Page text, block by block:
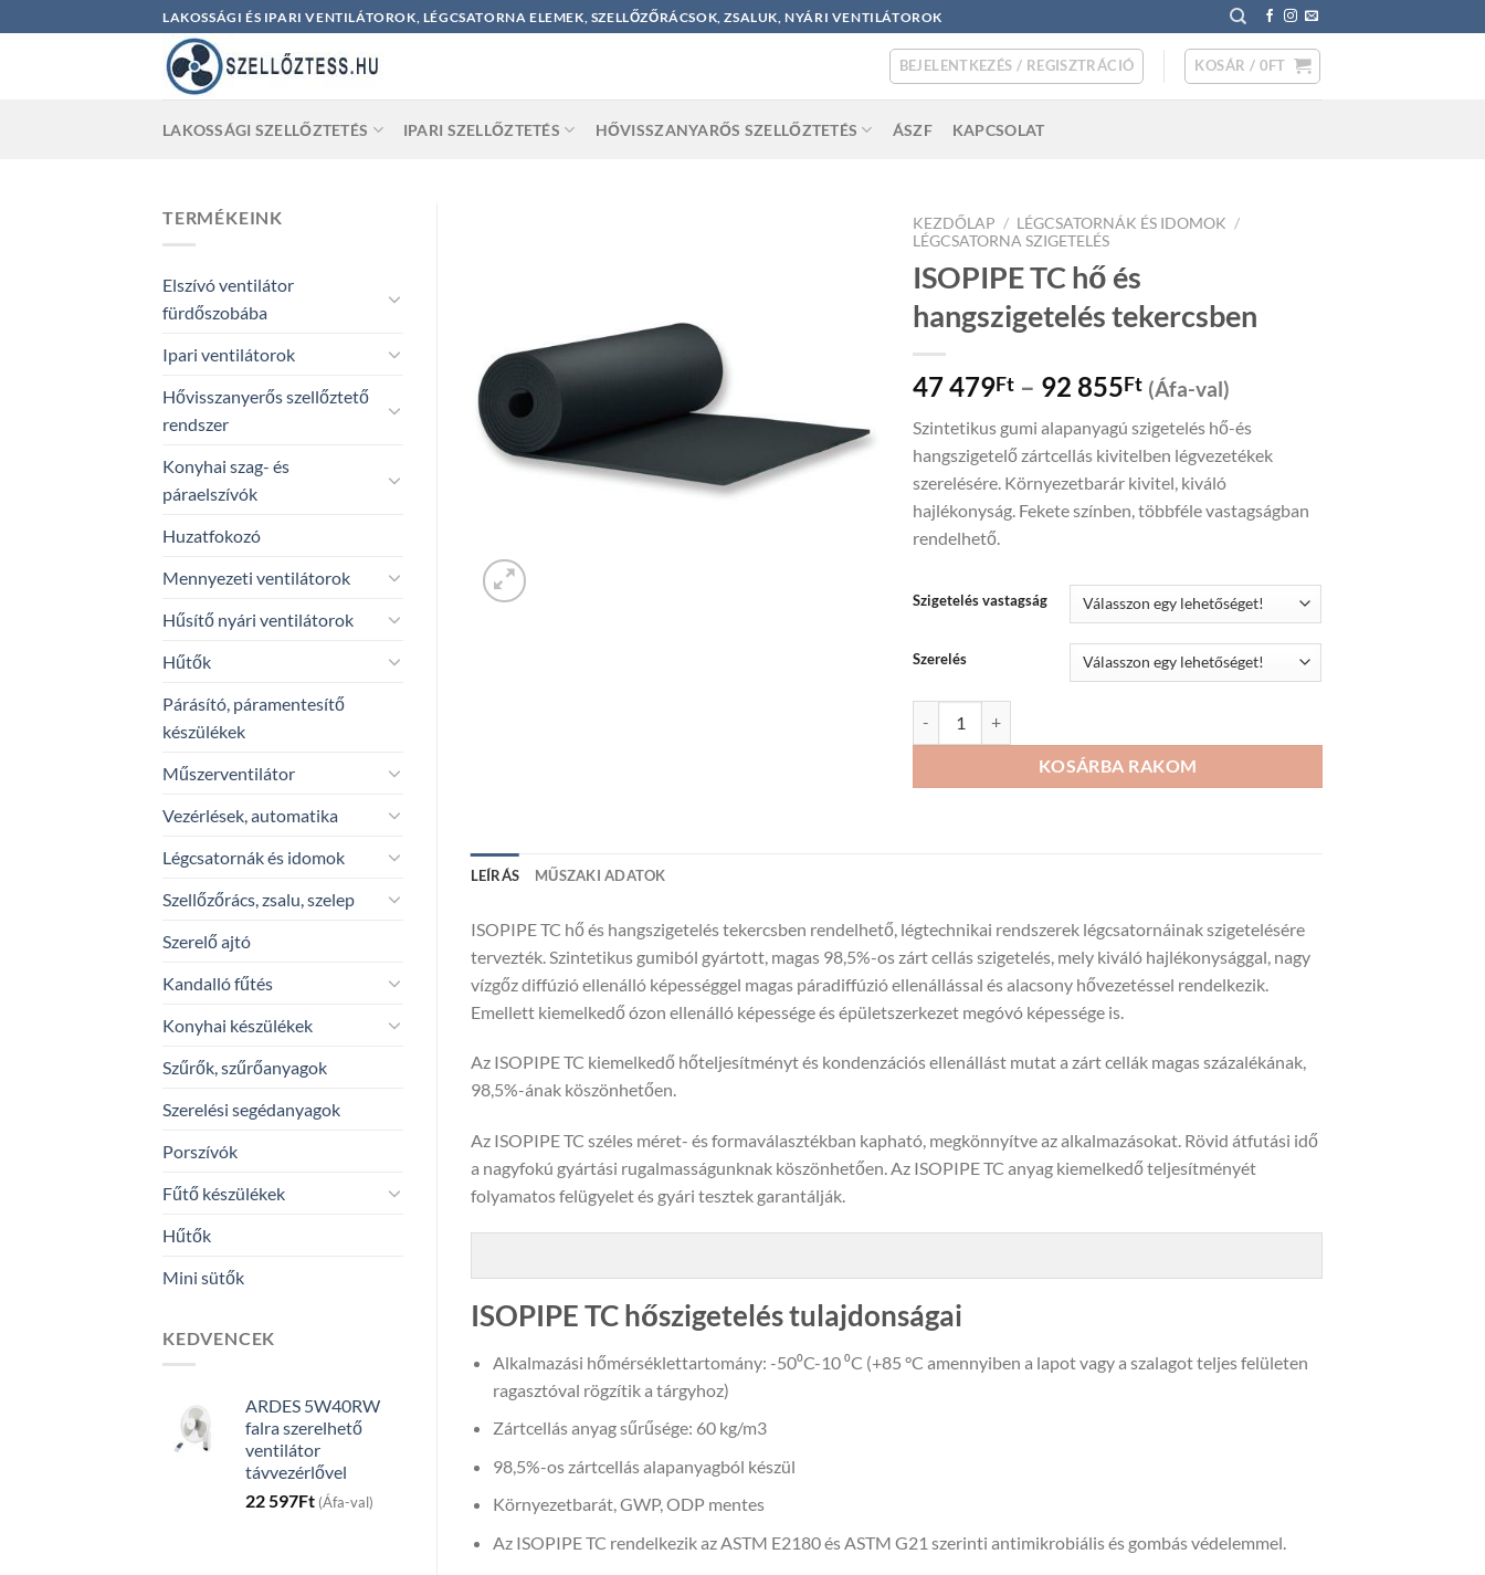
to
LAKOSSÁGI ÉS IPARI VENTILÁTOROK, LÉGCSATORNA ELEMEK, SZELLŐZŐRÁCSOK, ZSALUK, NYÁRI VENTILÁTOROK
BEJELENTKEZÉS / REGISZTRÁCIÓ KOSÁR / 0FT
LAKOSSÁGI SZELLŐZTETÉS IPARI SZELLŐZTETÉS HŐVISSZANYARŐS SZELLŐZTETÉS ÁSZF KAPCSOLAT
TERMÉKEINK
Elszívó ventilátor
fürdőszobába
Ipari ventilátorok
Hővisszanyerős szellőztető
rendszer
Konyhai szag- és
páraelszívók
Huzatfokozó
Mennyezeti ventilátorok
Hűsítő nyári ventilátorok
Hűtők
Párásító, páramentesítő
készülékek
Műszerventilátor
Vezérlések, automatika
Légcsatornák és idomok
Szellőzőrács, zsalu, szelep
Szerelő ajtó
Kandalló fűtés
Konyhai készülékek
Szűrők, szűrőanyagok
Szerelési segédanyagok
Porszívók
Fűtő készülékek
Hűtők
Mini sütők
KEDVENCEK
ARDES 5W40RW
falra szerelhető
ventilátor
távvezérlővel
22 597Ft (Áfa-val)
KEZDŐLAP / LÉGCSATORNÁK ÉS IDOMOK /
LÉGCSATORNA SZIGETELÉS
ISOPIPE TC hő és
hangszigetelés tekercsben
47 479Ft – 92 855FtPrice
47
479Ft
through
92
(Áfa-val)
Szintetikus gumi alapanyagú szigetelés hő-és
hangszigetelő zártcellás kivitelben légvezetékek
szerelésére. Környezetbarár kivitel, kiváló
hajlékonyság. Fekete színben, többféle vastagságban
rendelhető.
Szigetelés vastagság
Szerelés
KOSÁRBA RAKOM
LEÍRÁS MŰSZAKI ADATOK
ISOPIPE TC hő és hangszigetelés tekercsben rendelhető, légtechnikai rendszerek légcsatornáinak szigetelésére
tervezték. Szintetikus gumiból gyártott, magas 98,5%-os zárt cellás szigetelés, mely kiváló hajlékonysággal, nagy
vízgőz diffúzió ellenálló képességgel magas páradiffúzió ellenállással és alacsony hővezetéssel rendelkezik.
Emellett kiemelkedő ózon ellenálló képessége és épületszerkezet megóvó képessége is.
Az ISOPIPE TC kiemelkedő hőteljesítményt és kondenzációs ellenállást mutat a zárt cellák magas százalékának,
98,5%-ának köszönhetően.
Az ISOPIPE TC széles méret- és formaválasztékban kapható, megkönnyítve az alkalmazásokat. Rövid átfutási idő
a nagyfokú gyártási rugalmasságunknak köszönhetően. Az ISOPIPE TC anyag kiemelkedő teljesítményét
folyamatos felügyelet és gyári tesztek garantálják.
ISOPIPE TC hőszigetelés tulajdonságai
Alkalmazási hőmérséklettartomány: -50⁰C-10 ⁰C (+85 °C amennyiben a lapot vagy a szalagot teljes felületen
ragasztóval rögzítik a tárgyhoz)
Zártcellás anyag sűrűsége: 60 kg/m3
98,5%-os zártcellás alapanyagból készül
Környezetbarát, GWP, ODP mentes
Az ISOPIPE TC rendelkezik az ASTM E2180 és ASTM G21 szerinti antimikrobiális és gombás védelemmel.